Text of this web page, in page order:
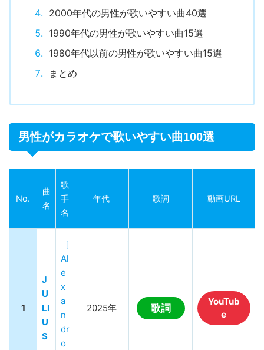
2000年代の男性が歌いやすい曲40選
1990年代の男性が歌いやすい曲15選
1980年代以前の男性が歌いやすい曲15選
まとめ
男性がカラオケで歌いやすい曲100選
No.
曲
名
歌
手
名
年代 歌詞 動画URL
1
J
U
LI
U
S
［
Al
e
x
a
n
dr
o
2025年 歌詞
YouTub
e